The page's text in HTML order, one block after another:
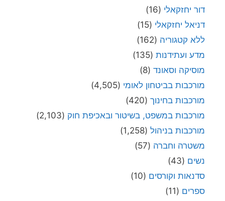
דור יחזקאלי (16)
דניאל יחזקאלי (15)
ללא קטגוריה (162)
מדע ועתידנות (135)
מוסיקה וסאונד (8)
מורכבות בביטחון לאומי (4,505)
מורכבות בחינוך (420)
מורכבות במשפט, בשיטור ובאכיפת חוק (2,103)
מורכבות בניהול (1,258)
משטרה וחברה (57)
נשים (43)
סדנאות וקורסים (10)
ספרים (11)